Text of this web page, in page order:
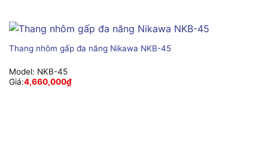
Thang nhôm gấp đa năng Nikawa NKB-45
Model: NKB-45
Giá:4,660,000₫